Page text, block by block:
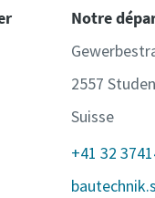
Notre
2557 Studen
Suisse
+41 32